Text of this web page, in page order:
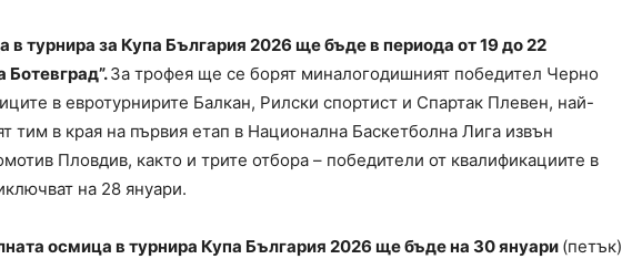
в турнира за Купа България 2026 ще бъде в периода от 19 до 22
Ботевград”.За трофея ще се борят миналогодишният победител Черно
в евротурнирите Балкан, Рилски спортист и Спартак Плевен, най-
тим в края на първия етап в Национална Баскетболна Лига извън
Пловдив, както и трите отбора – победители от квалификациите в
на 28 януари.
осмица в турнира Купа България 2026 ще бъде на 30 януари (петък)